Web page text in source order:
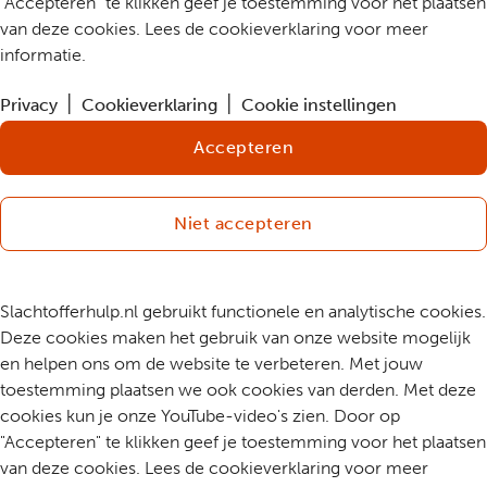
van deze cookies. Lees de cookieverklaring voor meer
informatie.
Privacy Cookieverklaring Cookie instellingen
Accepteren
Niet accepteren
Slachtofferhulp.nl gebruikt functionele en analytische cookies.
Deze cookies maken het gebruik van onze website mogelijk
en helpen ons om de website te verbeteren. Met jouw
toestemming plaatsen we ook cookies van derden. Met deze
cookies kun je onze YouTube-video's zien. Door op
"Accepteren" te klikken geef je toestemming voor het plaatsen
van deze cookies. Lees de cookieverklaring voor meer